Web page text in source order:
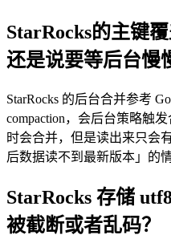
StarRocks的主键
还是说要等后台慢
StarRocks 的后台合并参考
compaction，会后台策略触
时会合并，但是读出来只会
后数据读不到最新版本」的情
StarRocks 存储
被截断或者乱码？